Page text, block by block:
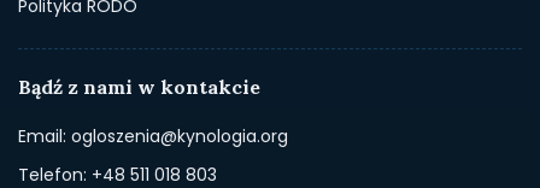
Polityka RODO
Bądź z nami w kontakcie
Email: ogloszenia@kynologia.org
Telefon: +48 511 018 803